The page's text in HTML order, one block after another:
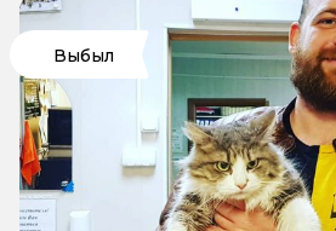
Выбыл